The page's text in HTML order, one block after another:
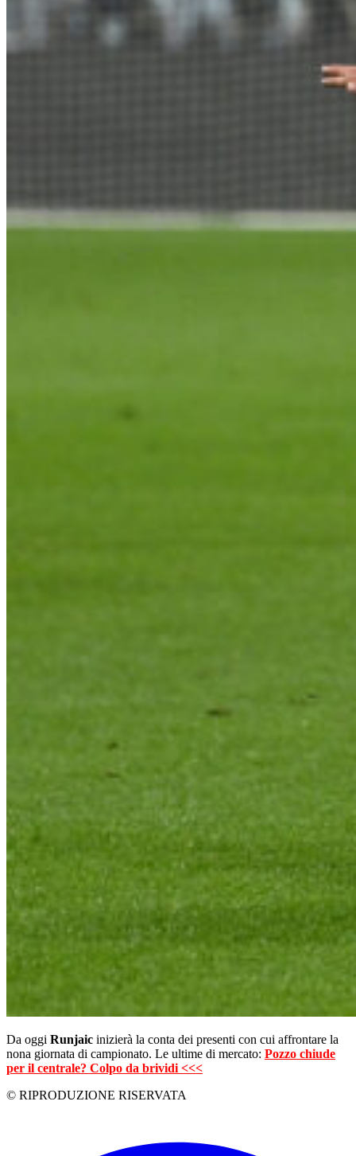
Da oggi Runjaic inizierà la conta dei presenti con cui affrontare la
nona giornata di campionato. Le ultime di mercato: Pozzo chiude
per il centrale? Colpo da brividi <<<
© RIPRODUZIONE RISERVATA